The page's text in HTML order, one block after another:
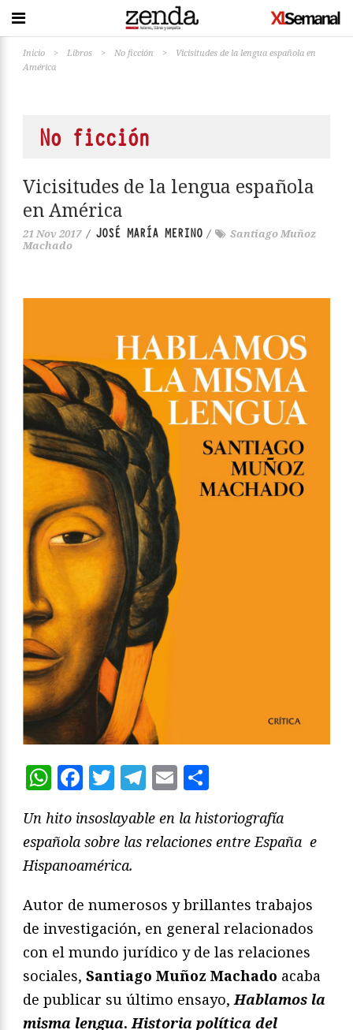
Inicio > Libros > No ficción >
Vicisitudes de la lengua española en
América
No ficción
Vicisitudes de la lengua española
en América
21 Nov 2017 / JOSÉ MARÍA MERINO /
Santiago Muñoz
Machado
WhatsApp
Facebook
Twitter
Telegram
Email
Un hito insoslayable en la historiografía
española sobre las relaciones entre España e
Hispanoamérica.
Autor de numerosos y brillantes trabajos
de investigación, en general relacionados
con el mundo jurídico y de las relaciones
sociales, Santiago Muñoz Machado acaba
de publicar su último ensayo, Hablamos la
misma lengua. Historia política del